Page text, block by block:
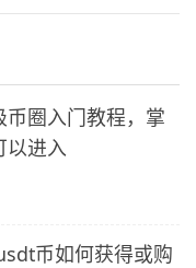
圈入门教程，掌
以进入
币如何获得或购